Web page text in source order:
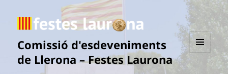
Comissió d'esdeveniments
de Llerona – Festes Laurona